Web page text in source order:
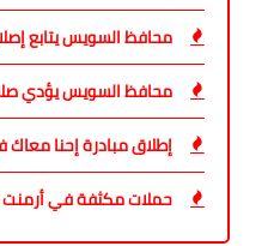
محافظ السويس يتابع
محافظ السويس يؤدي
إطلاق مبادرة إحنا
حملات مكثفة في أرمنت